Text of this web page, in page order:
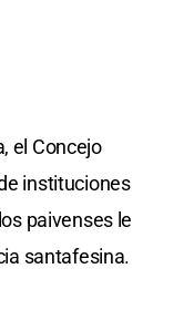
el Concejo
instituciones
paivenses le
santafesina.